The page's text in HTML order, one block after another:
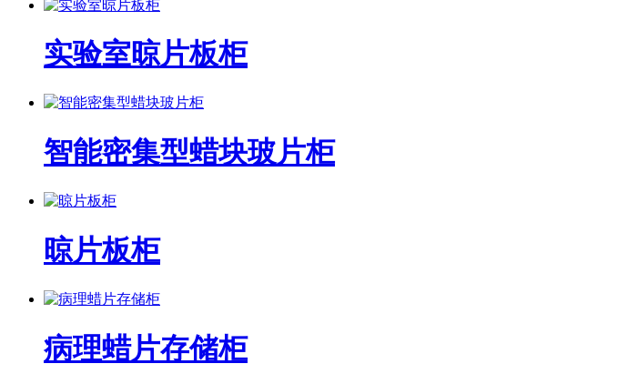
实验室晾片板柜
智能密集型蜡块玻片柜
晾片板柜
病理蜡片存储柜